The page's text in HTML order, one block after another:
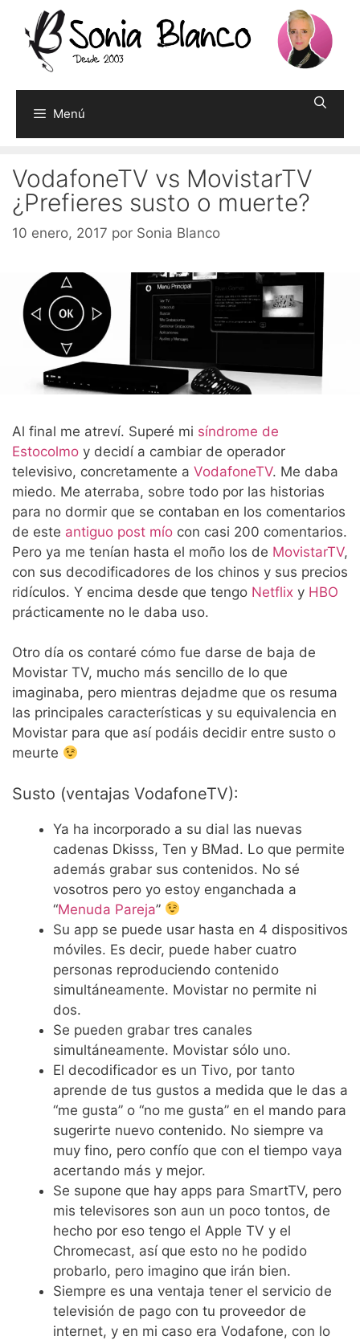
contenido
Menú
VodafoneTV vs MovistarTV
¿Prefieres susto o muerte?
10 enero, 2017 por Sonia Blanco
Al final me atreví. Superé mi síndrome de
Estocolmo y decidí a cambiar de operador
televisivo, concretamente a VodafoneTV. Me daba
miedo. Me aterraba, sobre todo por las historias
para no dormir que se contaban en los comentarios
de este antiguo post mío con casi 200 comentarios.
Pero ya me tenían hasta el moño los de MovistarTV,
con sus decodificadores de los chinos y sus precios
ridículos. Y encima desde que tengo Netflix y HBO
prácticamente no le daba uso.
Otro día os contaré cómo fue darse de baja de
Movistar TV, mucho más sencillo de lo que
imaginaba, pero mientras dejadme que os resuma
las principales características y su equivalencia en
Movistar para que así podáis decidir entre susto o
meurte
Susto (ventajas VodafoneTV):
Ya ha incorporado a su dial las nuevas
cadenas Dkisss, Ten y BMad. Lo que permite
además grabar sus contenidos. No sé
vosotros pero yo estoy enganchada a
“Menuda Pareja”
Su app se puede usar hasta en 4 dispositivos
móviles. Es decir, puede haber cuatro
personas reproduciendo contenido
simultáneamente. Movistar no permite ni
dos.
Se pueden grabar tres canales
simultáneamente. Movistar sólo uno.
El decodificador es un Tivo, por tanto
aprende de tus gustos a medida que le das a
“me gusta” o “no me gusta” en el mando para
sugerirte nuevo contenido. No siempre va
muy fino, pero confío que con el tiempo vaya
acertando más y mejor.
Se supone que hay apps para SmartTV, pero
mis televisores son aun un poco tontos, de
hecho por eso tengo el Apple TV y el
Chromecast, así que esto no he podido
probarlo, pero imagino que irán bien.
Siempre es una ventaja tener el servicio de
televisión de pago con tu proveedor de
internet, y en mi caso era Vodafone, con lo